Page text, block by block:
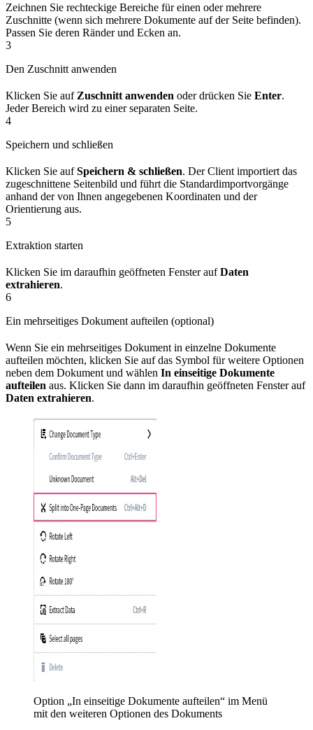
Zeichnen Sie rechteckige Bereiche für einen oder mehrere
Zuschnitte (wenn sich mehrere Dokumente auf der Seite befinden).
Passen Sie deren Ränder und Ecken an.
3
Den Zuschnitt anwenden
Klicken Sie auf Zuschnitt anwenden oder drücken Sie Enter.
Jeder Bereich wird zu einer separaten Seite.
4
Speichern und schließen
Klicken Sie aufSpeichern & schließen. Der Client importiert das
zugeschnittene Seitenbild und führt die Standardimportvorgänge
anhand der von Ihnen angegebenen Koordinaten und der
Orientierung aus.
5
Extraktion starten
Klicken Sie im daraufhin geöffneten Fenster aufDaten
extrahieren.
6
Ein mehrseitiges Dokument aufteilen (optional)
Wenn Sie ein mehrseitiges Dokument in einzelne Dokumente
aufteilen möchten, klicken Sie auf das Symbol für weitere Optionen
neben dem Dokument und wählen In einseitige Dokumente
aufteilen aus. Klicken Sie dann im daraufhin geöffneten Fenster auf
Daten extrahieren.
Option „In einseitige Dokumente aufteilen“ im Menü
mit den weiteren Optionen des Dokuments